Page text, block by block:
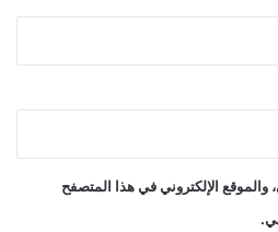
الإلكتروني في هذا المتصفح